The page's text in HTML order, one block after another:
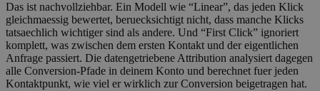
Das ist nachvollziehbar. Ein Modell wie “Linear”, das jeden Klick
gleichmaessig bewertet, beruecksichtigt nicht, dass manche Klicks
tatsaechlich wichtiger sind als andere. Und “First Click” ignoriert
komplett, was zwischen dem ersten Kontakt und der eigentlichen
Anfrage passiert. Die datengetriebene Attribution analysiert dagegen
alle Conversion-Pfade in deinem Konto und berechnet fuer jeden
Kontaktpunkt, wie viel er wirklich zur Conversion beigetragen hat.